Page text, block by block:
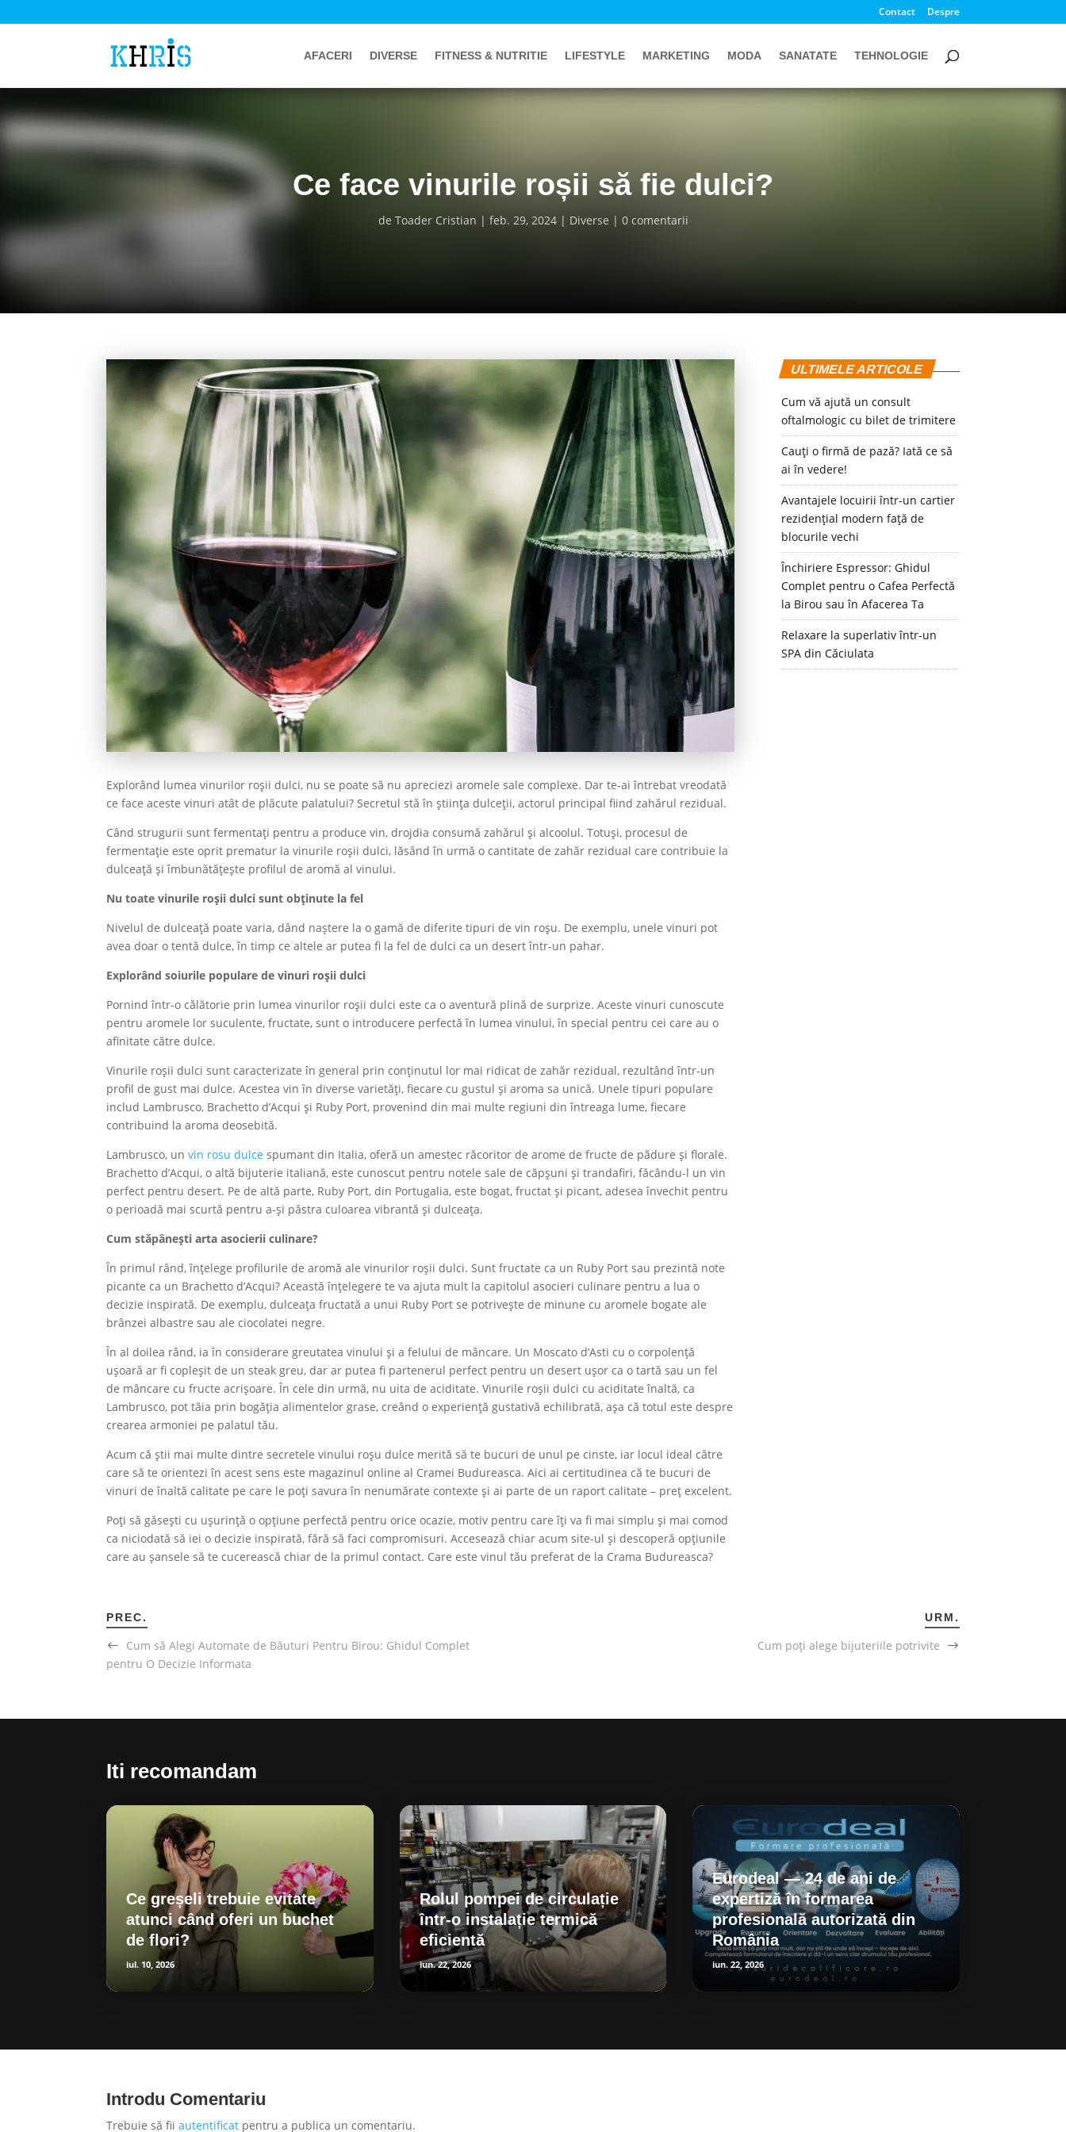
Contact Despre
AFACERI DIVERSE FITNESS & NUTRITIE LIFESTYLE MARKETING MODA SANATATE TEHNOLOGIE
Ce face vinurile roșii să fie dulci?
de Toader Cristian feb. 29, 2024 Diverse 0 comentarii
Explorând lumea vinurilor roșii dulci, nu se poate să nu apreciezi aromele sale complexe. Dar te-ai întrebat vreodată
ce face aceste vinuri atât de plăcute palatului? Secretul stă în știința dulceții, actorul principal fiind zahărul rezidual.
Când strugurii sunt fermentați pentru a produce vin, drojdia consumă zahărul și alcoolul. Totuși, procesul de
fermentație este oprit prematur la vinurile roșii dulci, lăsând în urmă o cantitate de zahăr rezidual care contribuie la
dulceață și îmbunătățește profilul de aromă al vinului.
Nu toate vinurile roșii dulci sunt obținute la fel
Nivelul de dulceață poate varia, dând naștere la o gamă de diferite tipuri de vin roșu. De exemplu, unele vinuri pot
avea doar o tentă dulce, în timp ce altele ar putea fi la fel de dulci ca un desert într-un pahar.
Explorând soiurile populare de vinuri roșii dulci
Pornind într-o călătorie prin lumea vinurilor roșii dulci este ca o aventură plină de surprize. Aceste vinuri cunoscute
pentru aromele lor suculente, fructate, sunt o introducere perfectă în lumea vinului, în special pentru cei care au o
afinitate către dulce.
Vinurile roșii dulci sunt caracterizate în general prin conținutul lor mai ridicat de zahăr rezidual, rezultând într-un
profil de gust mai dulce. Acestea vin în diverse varietăți, fiecare cu gustul și aroma sa unică. Unele tipuri populare
includ Lambrusco, Brachetto d’Acqui și Ruby Port, provenind din mai multe regiuni din întreaga lume, fiecare
contribuind la aroma deosebită.
Lambrusco, unvin rosu dulce spumant din Italia, oferă un amestec răcoritor de arome de fructe de pădure și florale.
Brachetto d’Acqui, o altă bijuterie italiană, este cunoscut pentru notele sale de căpșuni și trandafiri, făcându-l un vin
perfect pentru desert. Pe de altă parte, Ruby Port, din Portugalia, este bogat, fructat și picant, adesea învechit pentru
o perioadă mai scurtă pentru a-și păstra culoarea vibrantă și dulceața.
Cum stăpânești arta asocierii culinare?
În primul rând, înțelege profilurile de aromă ale vinurilor roșii dulci. Sunt fructate ca un Ruby Port sau prezintă note
picante ca un Brachetto d’Acqui? Această înțelegere te va ajuta mult la capitolul asocieri culinare pentru a lua o
decizie inspirată. De exemplu, dulceața fructată a unui Ruby Port se potrivește de minune cu aromele bogate ale
brânzei albastre sau ale ciocolatei negre.
În al doilea rând, ia în considerare greutatea vinului și a felului de mâncare. Un Moscato d’Asti cu o corpolență
ușoară ar fi copleșit de un steak greu, dar ar putea fi partenerul perfect pentru un desert ușor ca o tartă sau un fel
de mâncare cu fructe acrișoare. În cele din urmă, nu uita de aciditate. Vinurile roșii dulci cu aciditate înaltă, ca
Lambrusco, pot tăia prin bogăția alimentelor grase, creând o experiență gustativă echilibrată, așa că totul este despre
crearea armoniei pe palatul tău.
Acum că știi mai multe dintre secretele vinului roșu dulce merită să te bucuri de unul pe cinste, iar locul ideal către
care să te orientezi în acest sens este magazinul online al Cramei Budureasca. Aici ai certitudinea că te bucuri de
vinuri de înaltă calitate pe care le poți savura în nenumărate contexte și ai parte de un raport calitate – preț excelent.
Poți să găsești cu ușurință o opțiune perfectă pentru orice ocazie, motiv pentru care îți va fi mai simplu și mai comod
ca niciodată să iei o decizie inspirată, fără să faci compromisuri. Accesează chiar acum site-ul și descoperă opțiunile
care au șansele să te cucerească chiar de la primul contact. Care este vinul tău preferat de la Crama Budureasca?
ULTIMELE ARTICOLE
Cum vă ajută un consult
oftalmologic cu bilet de trimitere
Cauți o firmă de pază? Iată ce să
ai în vedere!
Avantajele locuirii într-un cartier
rezidențial modern față de
blocurile vechi
Închiriere Espressor: Ghidul
Complet pentru o Cafea Perfectă
la Birou sau în Afacerea Ta
Relaxare la superlativ într-un
SPA din Căciulata
PREC.
Cum să Alegi Automate de Băuturi Pentru Birou: Ghidul Complet
pentru O Decizie Informata
URM.
Cum poți alege bijuteriile potrivite
Iti recomandam
Ce greșeli trebuie evitate
atunci când oferi un buchet
de flori?
iul. 10, 2026
Rolul pompei de circulație
într-o instalație termică
eficientă
iun. 22, 2026
Eurodeal — 24 de ani de
expertiză în formarea
profesională autorizată din
România
iun. 22, 2026
Introdu Comentariu
Trebuie să fiiautentificat pentru a publica un comentariu.